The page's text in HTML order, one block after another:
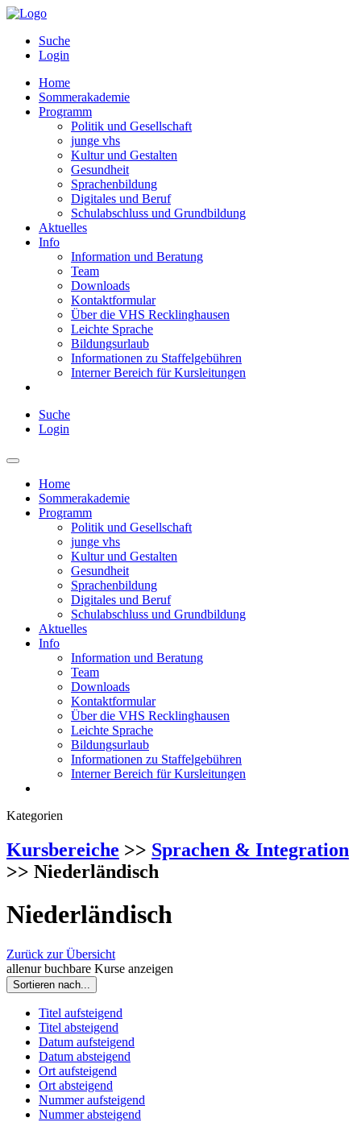
Suche
Login
Home
Sommerakademie
Programm
Politik und Gesellschaft
junge vhs
Kultur und Gestalten
Gesundheit
Sprachenbildung
Digitales und Beruf
Schulabschluss und Grundbildung
Aktuelles
Info
Information und Beratung
Team
Downloads
Kontaktformular
Über die VHS Recklinghausen
Leichte Sprache
Bildungsurlaub
Informationen zu Staffelgebühren
Interner Bereich für Kursleitungen
Suche
Login
Home
Sommerakademie
Programm
Politik und Gesellschaft
junge vhs
Kultur und Gestalten
Gesundheit
Sprachenbildung
Digitales und Beruf
Schulabschluss und Grundbildung
Aktuelles
Info
Information und Beratung
Team
Downloads
Kontaktformular
Über die VHS Recklinghausen
Leichte Sprache
Bildungsurlaub
Informationen zu Staffelgebühren
Interner Bereich für Kursleitungen
Kategorien
Kursbereiche >> Sprachen & Integration
>> Niederländisch
Niederländisch
Zurück zur Übersicht
allenur buchbare Kurse anzeigen
Sortieren nach...
Titel aufsteigend
Titel absteigend
Datum aufsteigend
Datum absteigend
Ort aufsteigend
Ort absteigend
Nummer aufsteigend
Nummer absteigend